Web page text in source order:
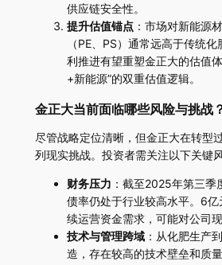
供应链安全性。
提升估值锚点：市场对新能源
（PE、PS）通常远高于传统
利推进有望重塑金正大的估值
+新能源”的双重估值逻辑。
金正大当前面临哪些风险与挑战
尽管战略定位清晰，但金正大在转型
列现实挑战。投资者需关注以下关键
财务压力 ：截至2025年第三季
债率仍处于行业较高水平。6
续运营资金需求，可能对公司现
技术与管理跨域：从化肥生产
造，存在较高的技术壁垒和质